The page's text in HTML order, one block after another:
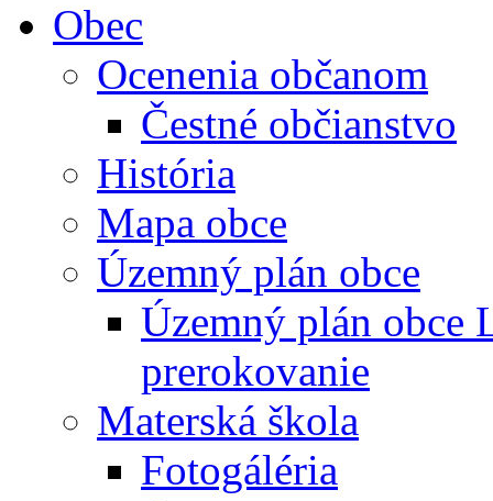
Obec
Ocenenia občanom
Čestné občianstvo
História
Mapa obce
Územný plán obce
Územný plán obce
prerokovanie
Materská škola
Fotogáléria